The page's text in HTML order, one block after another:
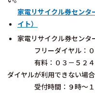
家電リサイクル券セン
イト）
家電リサイクル券セン
フリーダイヤル：０１
有料：０３－５２４９
ダイヤルが利用できない場合
受付時間：９時～１８